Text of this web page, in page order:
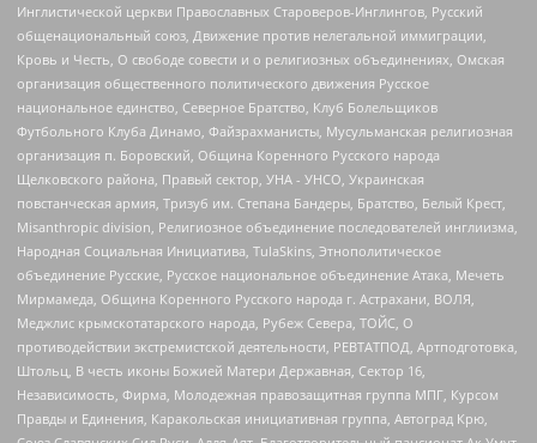
Инглистической церкви Православных Староверов-Инглингов, Русский
общенациональный союз, Движение против нелегальной иммиграции,
Кровь и Честь, О свободе совести и о религиозных объединениях, Омская
организация общественного политического движения Русское
национальное единство, Северное Братство, Клуб Болельщиков
Футбольного Клуба Динамо, Файзрахманисты, Мусульманская религиозная
организация п. Боровский, Община Коренного Русского народа
Щелковского района, Правый сектор, УНА - УНСО, Украинская
повстанческая армия, Тризуб им. Степана Бандеры, Братство, Белый Крест,
Misanthropic division, Религиозное объединение последователей инглиизма,
Народная Социальная Инициатива, TulaSkins, Этнополитическое
объединение Русские, Русское национальное объединение Атака, Мечеть
Мирмамеда, Община Коренного Русского народа г. Астрахани, ВОЛЯ,
Меджлис крымскотатарского народа, Рубеж Севера, ТОЙС, О
противодействии экстремистской деятельности, РЕВТАТПОД, Артподготовка,
Штольц, В честь иконы Божией Матери Державная, Сектор 16,
Независимость, Фирма, Молодежная правозащитная группа МПГ, Курсом
Правды и Единения, Каракольская инициативная группа, Автоград Крю,